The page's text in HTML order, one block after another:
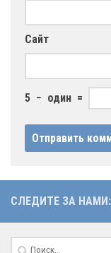
Сайт
5 − один =
СЛЕДИТЕ ЗА НАМИ:
Найти: